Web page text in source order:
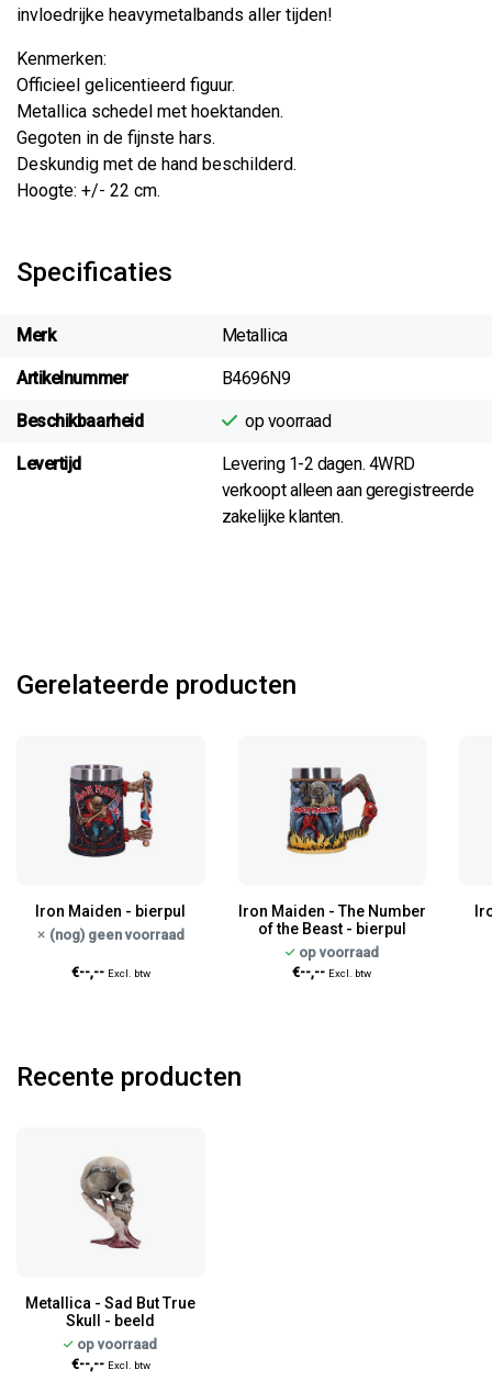
invloedrijke heavymetalbands aller tijden!
Kenmerken:
Officieel gelicentieerd figuur.
Metallica schedel met hoektanden.
Gegoten in de fijnste hars.
Deskundig met de hand beschilderd.
Hoogte: +/- 22 cm.
Specificaties
Merk Metallica
Artikelnummer B4696N9
Beschikbaarheid op voorraad
Levertijd
Levering 1-2 dagen. 4WRD
verkoopt alleen aan geregistreerde
zakelijke klanten.
Gerelateerde producten
Iron Maiden - bierpul
(nog) geen voorraad
€--,-- Excl. btw
Iron Maiden - The Number
of the Beast - bierpul
op voorraad
€--,-- Excl. btw
Recente producten
Metallica - Sad But True
Skull - beeld
op voorraad
€--,-- Excl. btw